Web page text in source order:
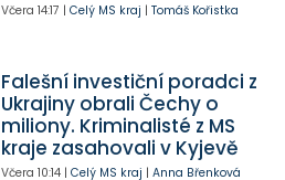
Včera 14:17 | Celý MS kraj | Tomáš Kořistka
Falešní investiční poradci z
Ukrajiny obrali Čechy o
miliony. Kriminalisté z MS
kraje zasahovali v Kyjevě
Včera 10:14| Celý MS kraj | Anna Břenková